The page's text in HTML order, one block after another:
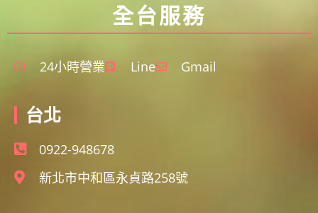
全台服務
24小時營業 Line Gmail
台北
0922-948678
新北市中和區永貞路258號